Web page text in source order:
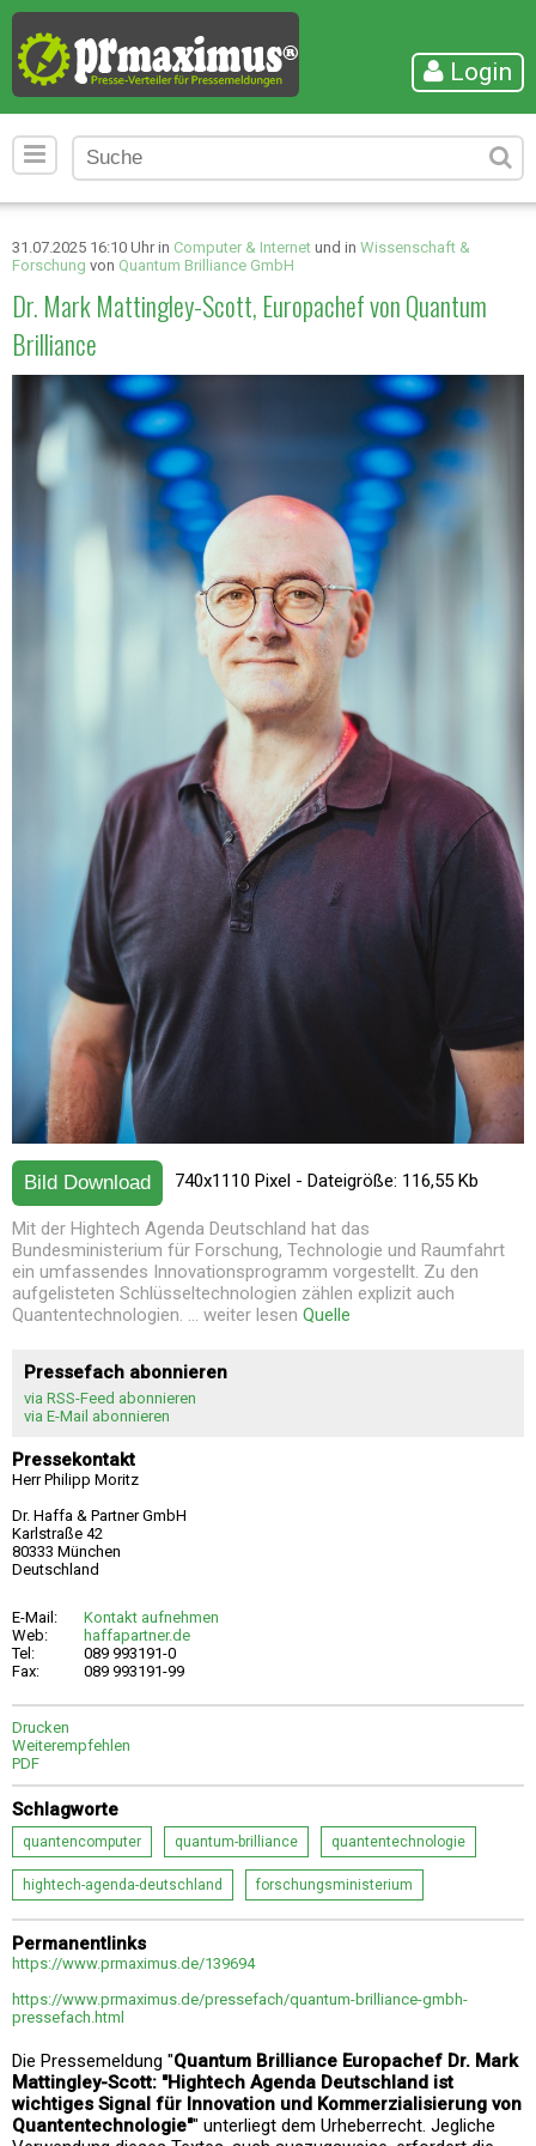
Login
31.07.2025 16:10 Uhr in Computer & Internet und in Wissenschaft &
Forschung von Quantum Brilliance GmbH
Dr. Mark Mattingley-Scott, Europachef von Quantum
Brilliance
Bild Download 740x1110 Pixel - Dateigröße: 116,55 Kb
Mit der Hightech Agenda Deutschland hat das
Bundesministerium für Forschung, Technologie und Raumfahrt
ein umfassendes Innovationsprogramm vorgestellt. Zu den
aufgelisteten Schlüsseltechnologien zählen explizit auch
Quantentechnologien. ... weiter lesen Quelle
Pressefach abonnieren
via RSS-Feed abonnieren
via E-Mail abonnieren
Pressekontakt
Herr Philipp Moritz
Dr. Haffa & Partner GmbH
Karlstraße 42
80333 München
Deutschland
E-Mail:
Kontakt aufnehmen
Web:
haffapartner.de
Tel:
089 993191-0
Fax:
089 993191-99
Drucken
Weiterempfehlen
PDF
Schlagworte
quantencomputer quantum-brilliance quantentechnologie
hightech-agenda-deutschland forschungsministerium
Permanentlinks
https://www.prmaximus.de/139694
https://www.prmaximus.de/pressefach/quantum-brilliance-gmbh-
pressefach.html
Die Pressemeldung "Quantum Brilliance Europachef Dr. Mark
Mattingley-Scott: "Hightech Agenda Deutschland ist
wichtiges Signal für Innovation und Kommerzialisierung von
Quantentechnologie"" unterliegt dem Urheberrecht. Jegliche